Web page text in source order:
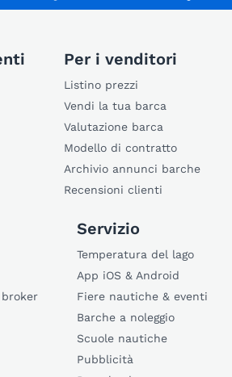
Per i venditori
Listino prezzi
Vendi la tua barca
Valutazione barca
Modello di contratto
Archivio annunci barche
Recensioni clienti
Servizio
Temperatura del lago
App iOS & Android
Fiere nautiche & eventi
Barche a noleggio
Scuole nautiche
Pubblicità